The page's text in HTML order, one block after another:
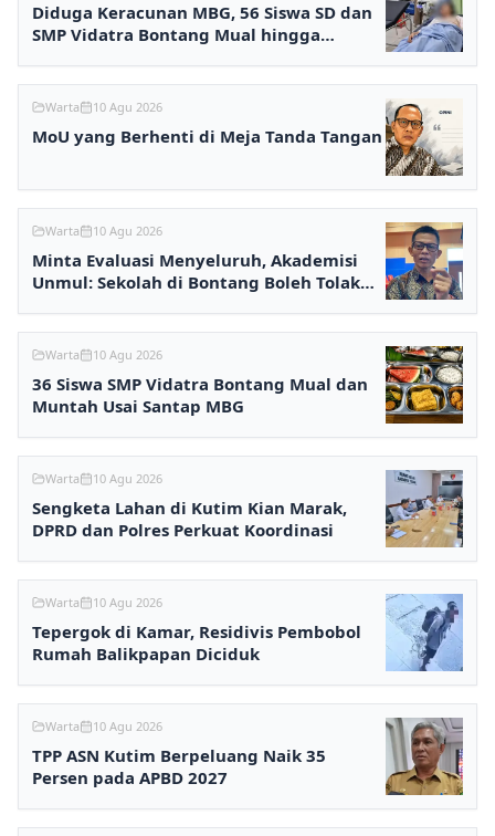
Diduga Keracunan MBG, 56 Siswa SD dan
SMP Vidatra Bontang Mual hingga
Warta 10 Agu 2026
MoU yang Berhenti di Meja Tanda Tangan
Warta 10 Agu 2026
Minta Evaluasi Menyeluruh, Akademisi
Unmul: Sekolah di Bontang Boleh Tolak
Warta 10 Agu 2026
36 Siswa SMP Vidatra Bontang Mual dan
Muntah Usai Santap MBG
Warta 10 Agu 2026
Sengketa Lahan di Kutim Kian Marak,
DPRD dan Polres Perkuat Koordinasi
Warta 10 Agu 2026
Tepergok di Kamar, Residivis Pembobol
Rumah Balikpapan Diciduk
Warta 10 Agu 2026
TPP ASN Kutim Berpeluang Naik 35
Persen pada APBD 2027